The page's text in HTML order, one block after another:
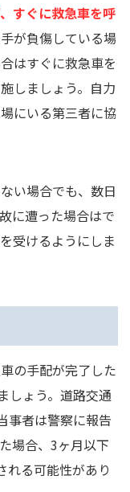
すぐに救急車を呼
が負傷している場
はすぐに救急車を
しましょう。自力
にいる第三者に協
い場合でも、数日
に遭った場合はで
受けるようにしま
の手配が完了した
しょう。道路交通
事者は警察に報告
場合、3ヶ月以下
れる可能性があり